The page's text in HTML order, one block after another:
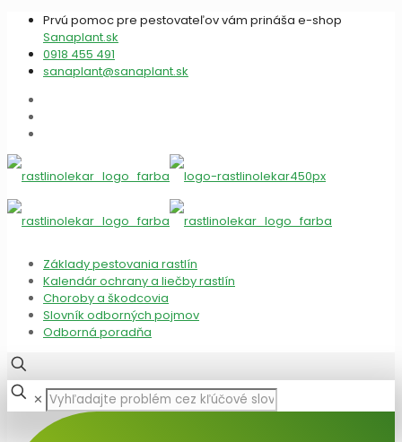
Prvú pomoc pre pestovateľov vám prináša e-shop
Sanaplant.sk
0918 455 491
sanaplant@sanaplant.sk
Základy pestovania rastlín
Kalendár ochrany a liečby rastlín
Choroby a škodcovia
Slovník odborných pojmov
Odborná poradňa
✕